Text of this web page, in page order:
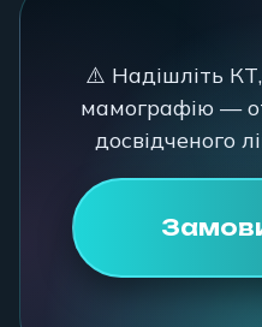
⚠️ Надішліть
мамографію —
досвідченого